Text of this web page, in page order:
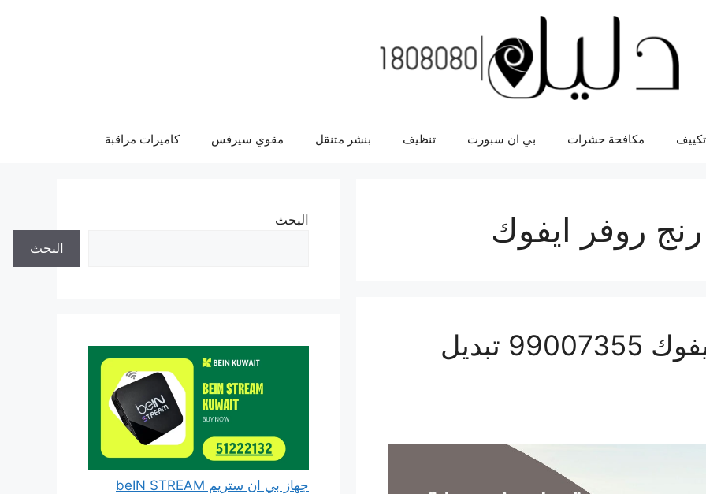
تكييف مكافحة حشرات بي ان سبورت تنظيف بنشر متنقل مقوي سيرفس كاميرات مراقبة
روفر ايفوك
دينمو سيارة رنج روفر ايفوك 99007355 تبديل
البحث
البحث
جهاز بي ان ستريم beIN STREAM